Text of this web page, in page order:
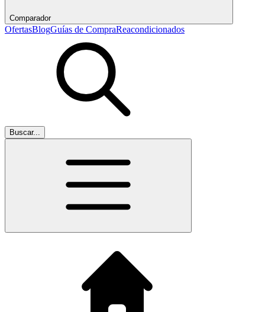
Comparador
OfertasBlogGuías de CompraReacondicionados
Buscar...